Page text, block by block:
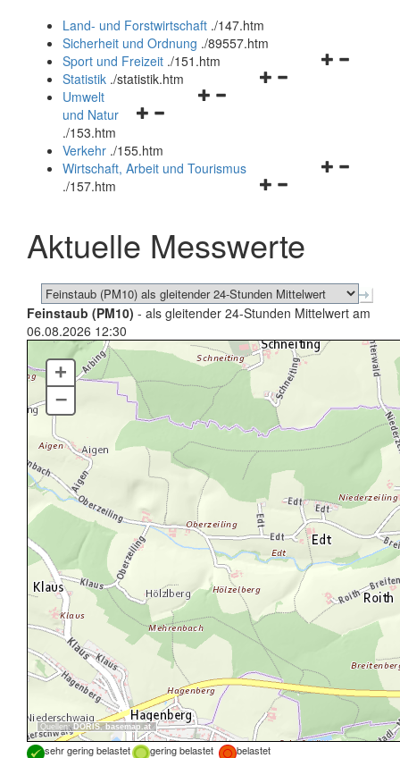
und
schließen
Land- und Forstwirtschaft ./147.htm
Sicherheit und Ordnung ./89557.htm
Navigationsmenü
Sport und Freizeit ./151.htm
Navigationsmenü
Statistik ./statistik.htm
Navigationsmenü
und
schließen
Umwelt
und Natur
./153.htm
Verkehr ./155.htm
Navigationsmenü
schließen
Wirtschaft, Arbeit und Tourismus
./157.htm
Aktuelle Messwerte
Feinstaub (PM10) - als gleitender 24-Stunden Mittelwert am
06.08.2026 12:30
Quellen: DORIS,basemap.at
+
–
sehr gering belastet gering belastet
belastet